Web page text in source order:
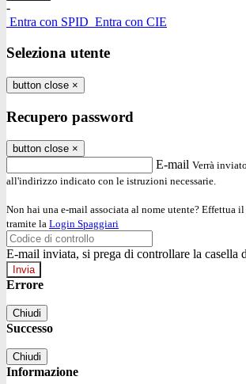
-
Entra con SPID Entra con CIE
Seleziona utente
button close ×
Recupero password
button close ×
E-mail Verrà
all'indirizzo indicato con le istruzioni necessarie.
Non hai una e-mail associata al nome utente? Effettua
tramite la Login Spaggiari
E-mail inviata, si prega di controllare la casella
Errore
Chiudi
Successo
Chiudi
Informazione